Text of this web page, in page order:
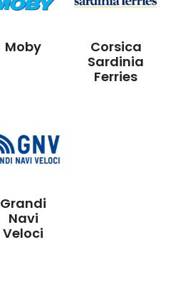
Moby
Corsica
Sardinia
Ferries
Grandi
Navi
Veloci